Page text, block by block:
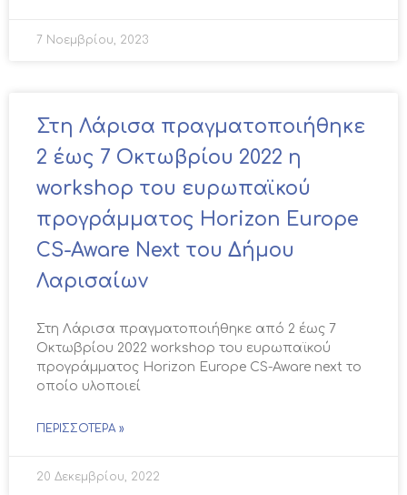
7 Νοεμβρίου, 2023
Στη Λάρισα πραγματοποιήθηκε
2 έως 7 Οκτωβρίου 2022 η
workshop του ευρωπαϊκού
προγράμματος Horizon Europe
CS-Aware Next του Δήμου
Λαρισαίων
Στη Λάρισα πραγματοποιήθηκε από 2 έως 7
Οκτωβρίου 2022 workshop του ευρωπαϊκού
προγράμματος Horizon Europe CS-Aware next το
οποίο υλοποιεί
ΠΕΡΙΣΣΌΤΕΡΑ »
20 Δεκεμβρίου, 2022